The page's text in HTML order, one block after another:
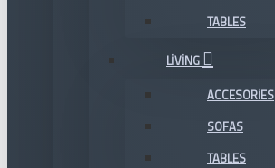
TABLES
LIVING
ACCESORIES
SOFAS
TABLES